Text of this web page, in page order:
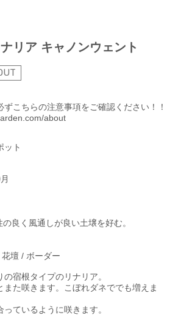
リア キャノンウェント
ずこちらの注意事項をご確認ください！！
about
ット
の良く風通しが良い土壌を好む。
花壇 / ボーダー
宿根タイプのリナリア。
また咲きます。こぼれダネででも増えま
ているように咲きます。